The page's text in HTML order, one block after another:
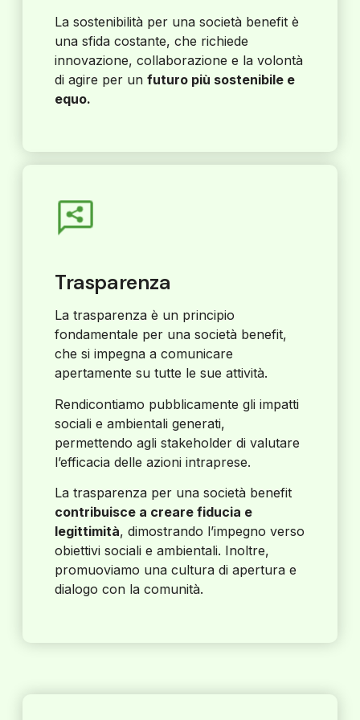
La sostenibilità per una società benefit è
una sfida costante, che richiede
innovazione, collaborazione e la volontà
di agire per un futuro più sostenibile e
equo.
Trasparenza
La trasparenza è un principio
fondamentale per una società benefit,
che si impegna a comunicare
apertamente su tutte le sue attività.
Rendicontiamo pubblicamente gli impatti
sociali e ambientali generati,
permettendo agli stakeholder di valutare
l’efficacia delle azioni intraprese.
La trasparenza per una società benefit
contribuisce a creare fiducia e
legittimità, dimostrando l’impegno verso
obiettivi sociali e ambientali. Inoltre,
promuoviamo una cultura di apertura e
dialogo con la comunità.